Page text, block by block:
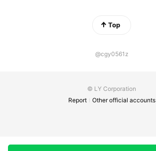
Top
@cgy0561z
© LY Corporation
Report
Other official accounts